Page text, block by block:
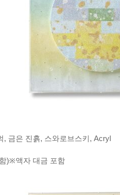
, 금은 진흙, 스와로브스키, Acryl
)※액자 대금 포함